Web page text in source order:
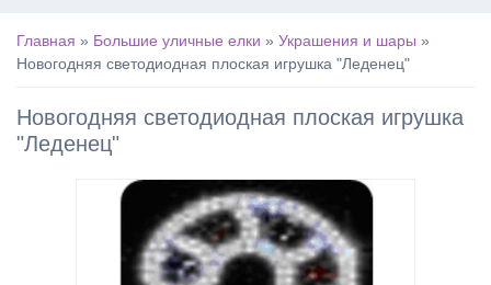
Главная » Большие уличные елки » Украшения и шары »
Новогодняя светодиодная плоская игрушка "Леденец"
Новогодняя светодиодная плоская игрушка
"Леденец"